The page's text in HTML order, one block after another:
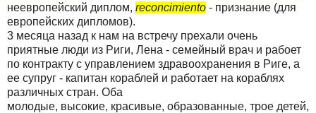
неевропейский диплом, reconcimiento - признание (для
европейских дипломов).
3 месяца назад к нам на встречу прехали очень
приятные люди из Риги, Лена - семейный врач и рабоет
по контракту с управлением здравоохранения в Риге, а
ее супруг - капитан кораблей и работает на кораблях
различных стран. Оба
молодые, высокие, красивые, образованные, трое детей,